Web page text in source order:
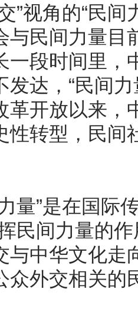
”视角的“民间
与民间力量目
一段时间里，
发达，“民间
革开放以来，
性转型，民间
量”是在国际
民间力量的
与中华文化走
众外交相关的